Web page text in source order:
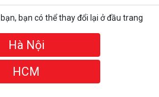
bạn có thể thay đổi lại ở đầu trang
Hà Nội
HCM